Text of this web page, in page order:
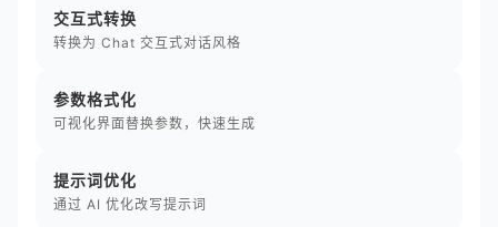
交互式转换
转换为 Chat 交互式对话风格
参数格式化
可视化界面替换参数，快速生成
提示词优化
通过 AI 优化改写提示词